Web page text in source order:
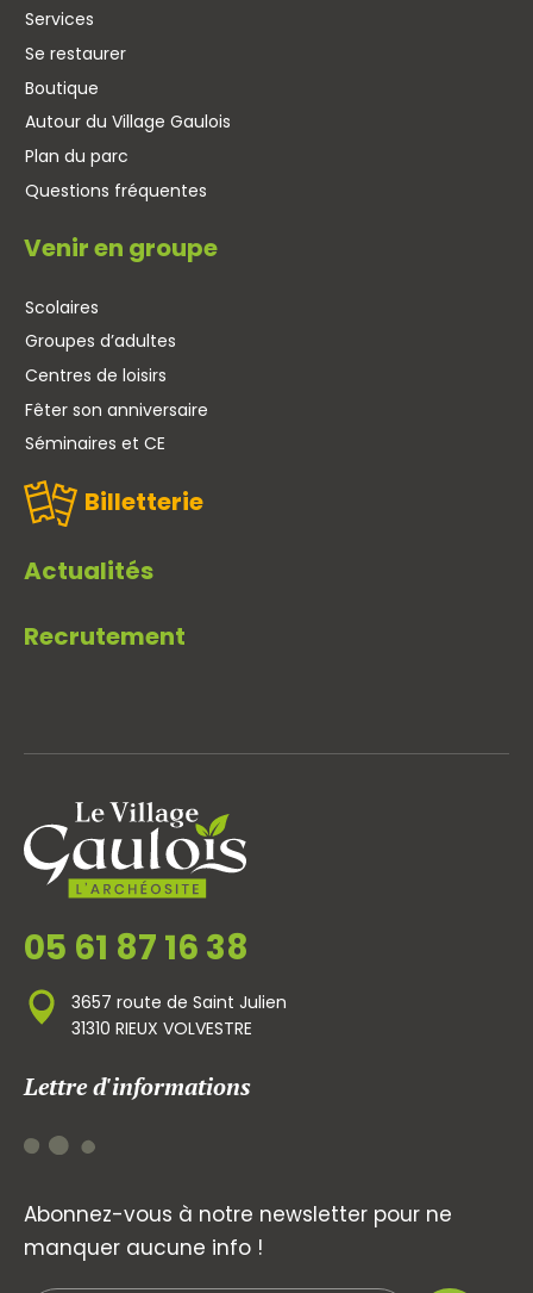
Services
Se restaurer
Boutique
Autour du Village Gaulois
Plan du parc
Questions fréquentes
Venir en groupe
Scolaires
Groupes d’adultes
Centres de loisirs
Fêter son anniversaire
Séminaires et CE
Billetterie
Actualités
Recrutement
05 61 87 16 38
3657 route de Saint Julien
31310 RIEUX VOLVESTRE
Lettre d'informations
Abonnez-vous à notre newsletter pour ne
manquer aucune info !